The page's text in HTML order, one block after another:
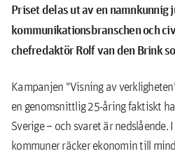
Priset delas ut av en namnkunnig
kommunikationsbranschen och
chefredaktör Rolf van den Brink
Kampanjen "Visning av
en genomsnittlig 25-åring faktiskt
Sverige – och svaret är nedslående.
kommuner räcker ekonomin till